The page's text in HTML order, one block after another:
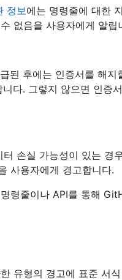
정보 에는 명령줄에 대한
없음을 사용자에게 알립
된 후에는 인증서를 해
다. 그렇지 않으면 인증
손실 가능성이 있는 경
사용자에게 경고합니다.
령줄이나 API를 통해
유형의 경고에 표준 서